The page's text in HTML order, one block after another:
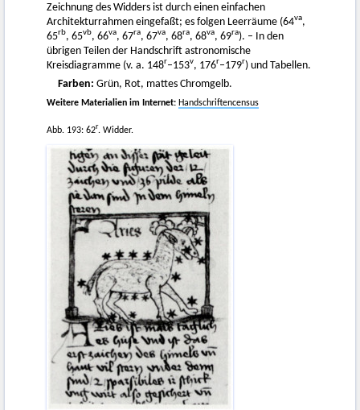
Zeichnung des Widders ist durch einen einfachen
Architekturrahmen eingefaßt; es folgen Leerräume (64va,
65rb, 65vb, 66va, 67ra, 67va, 68ra, 68va, 69ra). – In den
übrigen Teilen der Handschrift astronomische
Kreisdiagramme (v. a. 148r–153v, 176r–179r) und Tabellen.
Farben: Grün, Rot, mattes Chromgelb.
Weitere Materialien im Internet: Handschriftencensus
Abb. 193: 62r. Widder.